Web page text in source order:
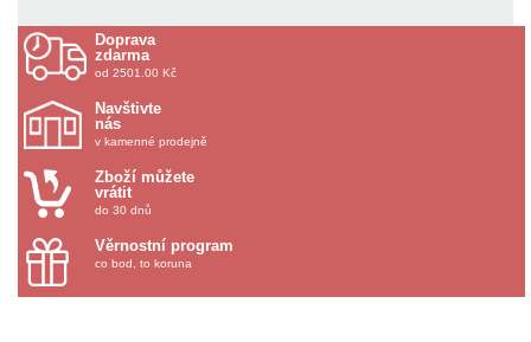
Doprava
zdarma
od 2501.00 Kč
Navštivte
nás
v kamenné prodejně
Zboží můžete
vrátit
do 30 dnů
Věrnostní program
co bod, to koruna